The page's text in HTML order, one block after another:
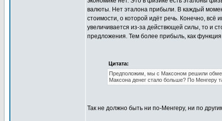
валюты. Нет эталона прибыли. В каждый
стоимости, о которой идёт речь. Конечно, всё
увеличивается из-за действющей силы, то и
предложения. Тем более прибыль, как
Цитата:
Предположим, мы с Максоном решили
Максона денег стало больше? По Менгеру
Так не должно быть ни по-Менгеру, ни по